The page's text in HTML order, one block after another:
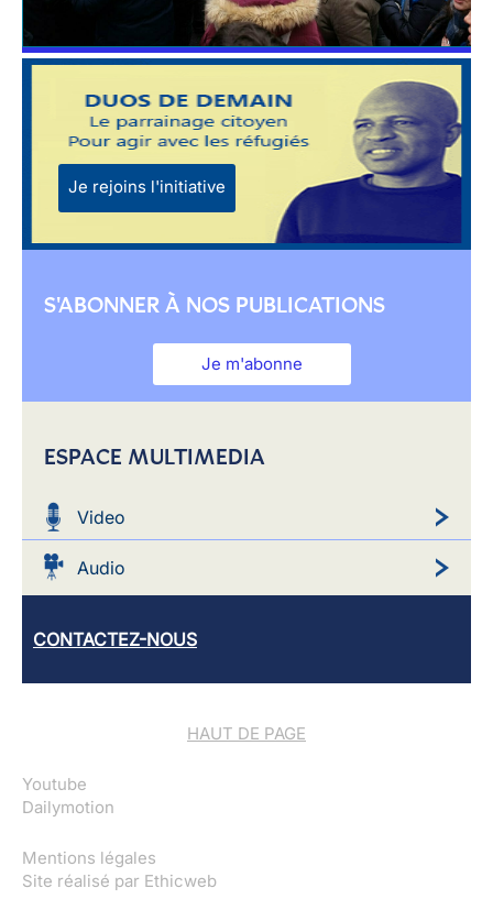
Je rejoins l'initiative
S'ABONNER À NOS PUBLICATIONS
Je m'abonne
ESPACE MULTIMEDIA
Video
Audio
CONTACTEZ-NOUS
HAUT DE PAGE
Youtube
Dailymotion
Mentions légales
Site réalisé par Ethicweb